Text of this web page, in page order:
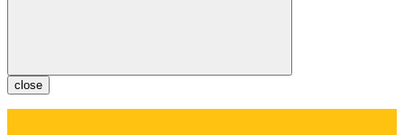
close